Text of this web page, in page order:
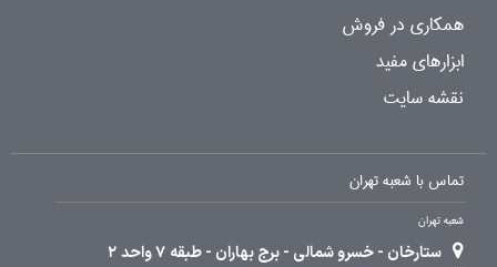
همکاری در فروش
ابزارهای مفید
نقشه سایت
تماس با شعبه تهران
شعبه تهران
ستارخان - خسرو شمالی - برج بهاران - طبقه 7 واحد 2